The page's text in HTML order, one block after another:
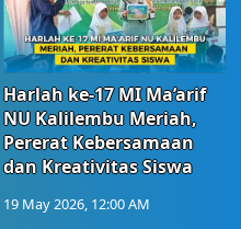
Harlah ke-17 MI Ma’arif
NU Kalilembu Meriah,
Pererat Kebersamaan
dan Kreativitas Siswa
19 May 2026, 12:00 AM